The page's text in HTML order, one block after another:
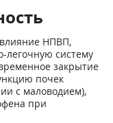
влияние НПВП,
легочную систему
закрытие
почек
с маловодием),
при